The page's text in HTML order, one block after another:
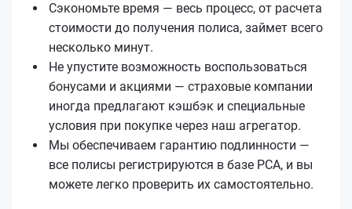
Сэкономьте время — весь процесс, от расчета
стоимости до получения полиса, займет всего
несколько минут.
Не упустите возможность воспользоваться
бонусами и акциями — страховые компании
иногда предлагают кэшбэк и специальные
условия при покупке через наш агрегатор.
Мы обеспечиваем гарантию подлинности —
все полисы регистрируются в базе РСА, и вы
можете легко проверить их самостоятельно.